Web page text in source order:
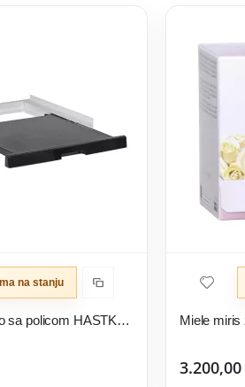
na stanju
Haier spojni deo sa policom HASTKU10B
3.200,00